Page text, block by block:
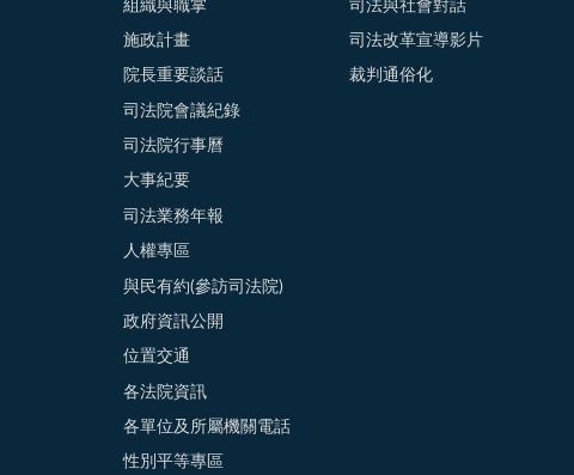
組織與職掌
施政計畫
院長重要談話
司法院會議紀錄
司法院行事曆
大事紀要
司法業務年報
人權專區
與民有約(參訪司法院)
政府資訊公開
位置交通
各法院資訊
各單位及所屬機關電話
性別平等專區
司法與社會對話
司法改革宣導影片
裁判通俗化